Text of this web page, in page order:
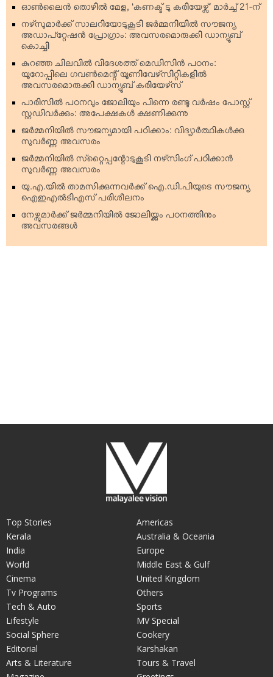
ഓണ്‍ലൈന്‍ തൊഴില്‍ മേള, ‘കണക്ട് ടു കരിയേഴ്സ്’ മാര്‍ച്ച് 21-ന്
നഴ്‌സുമാര്‍ക്ക് സാലറിയോടുകൂടി ജര്‍മ്മനിയില്‍ സൗജന്യ
അഡാപ്റ്റേഷന്‍ പ്രോഗ്രാം: അവസരമൊരുക്കി ഡാന്യൂബ്
കൊച്ചി
കുറഞ്ഞ ചിലവില്‍ വിദേശത്ത് മെഡിസിന്‍ പഠനം:
യൂറോപ്പിലെ ഗവണ്‍മെന്റ് യൂണിവേഴ്‌സിറ്റികളില്‍
അവസരമൊരുക്കി ഡാന്യൂബ് കരിയേഴ്‌സ്
പാരിസില്‍ പഠനവും ജോലിയും പിന്നെ രണ്ടു വര്‍ഷം പോസ്റ്റ്
സ്റ്റഡിവര്‍ക്കും: അപേക്ഷകള്‍ ക്ഷണിക്കുന്നു
ജര്‍മ്മനിയില്‍ സൗജന്യമായി പഠിക്കാം: വിദ്യാര്‍ത്ഥികള്‍ക്കു
സുവര്‍ണ്ണ അവസരം
ജര്‍മ്മനിയില്‍ സ്‌റ്റൈപ്പന്റോടുകൂടി നഴ്‌സിംഗ് പഠിക്കാന്‍
സുവര്‍ണ്ണ അവസരം
യു.എ.യില്‍ താമസിക്കുന്നവര്‍ക്ക് ഐ.ഡി.പിയുടെ സൗജന്യ
ഐഇഎല്‍ടിഎസ് പരിശീലനം
നേഴ്സുമാര്‍ക്ക് ജര്‍മ്മനിയില്‍ ജോലിയ്ക്കും പഠനത്തിനും
അവസരങ്ങള്‍
Top Stories
Kerala
India
World
Cinema
Tv Programs
Tech & Auto
Americas
Australia & Oceania
Europe
Middle East & Gulf
United Kingdom
Others
Sports
Lifestyle
Social Sphere
Editorial
Arts & Literature
MV Special
Cookery
Karshakan
Tours & Travel